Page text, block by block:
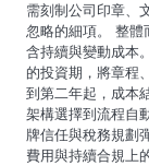
需刻制公司印章、
忽略的細項。 整體
含持續與變動成本
的投資期，將章程
到第二年起，成本
架構選擇到流程自
牌信任與稅務規劃
費用與持續合規上